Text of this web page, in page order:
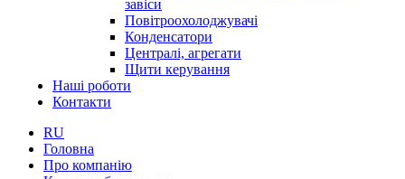
завіси
Повітроохолоджувачі
Конденсатори
Централі, агрегати
Щити керування
Наші роботи
Контакти
RU
Головна
Про компанію